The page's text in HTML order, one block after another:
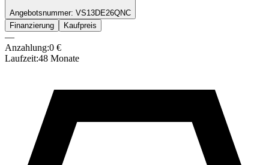
Angebotsnummer: VS13DE26QNC
Finanzierung
Kaufpreis
—
Anzahlung:0 €
Laufzeit:48 Monate